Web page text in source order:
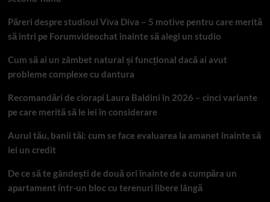
Păreri despre studioul Viva Diva – 5 motive pentru care merită
să intri pe Forumvideochat înainte să alegi un studio
Cum să ai un zâmbet natural și funcțional dacă ai avut
probleme complexe cu dantura
Recomandări de ciorapi Laura Baldini în 2026 – cinci variante
pe care merită să le iei în considerare
Aurul tău, banii tăi: cum se face evaluarea la amanet înainte să
iei un credit
De ce să te gândești de două ori înainte de a cumpăra un
apartament într-un bloc cu terenuri libere lângă